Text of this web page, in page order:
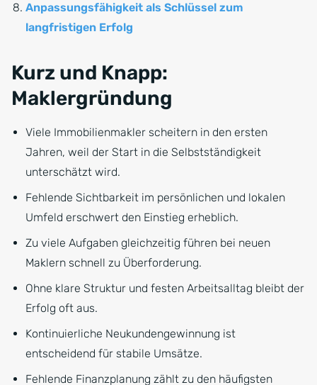
Anpassungsfähigkeit als Schlüssel zum
langfristigen Erfolg
Kurz und Knapp:
Maklergründung
Viele Immobilienmakler scheitern in den ersten
Jahren, weil der Start in die Selbstständigkeit
unterschätzt wird.
Fehlende Sichtbarkeit im persönlichen und lokalen
Umfeld erschwert den Einstieg erheblich.
Zu viele Aufgaben gleichzeitig führen bei neuen
Maklern schnell zu Überforderung.
Ohne klare Struktur und festen Arbeitsalltag bleibt der
Erfolg oft aus.
Kontinuierliche Neukundengewinnung ist
entscheidend für stabile Umsätze.
Fehlende Finanzplanung zählt zu den häufigsten